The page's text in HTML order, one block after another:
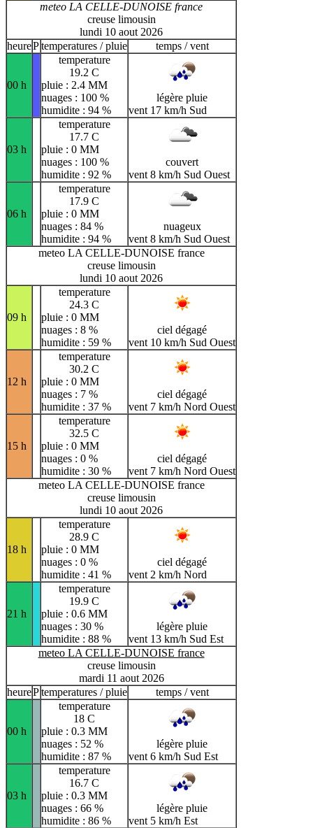
meteo LA CELLE-DUNOISE france
creuse limousin
lundi 10 aout 2026
heurePtemperatures / pluie temps / vent
00 h
temperature
19.2 C
pluie : 2.4 MM
nuages : 100 %
humidite : 94 %
légère pluie
vent 17 km/h Sud
03 h
temperature
17.7 C
pluie : 0 MM
nuages : 100 %
humidite : 92 %
couvert
vent 8 km/h Sud Ouest
06 h
temperature
17.9 C
pluie : 0 MM
nuages : 84 %
humidite : 94 %
nuageux
vent 8 km/h Sud Ouest
meteo LA CELLE-DUNOISE france
creuse limousin
lundi 10 aout 2026
09 h
temperature
24.3 C
pluie : 0 MM
nuages : 8 %
humidite : 59 %
ciel dégagé
vent 10 km/h Sud Ouest
12 h
temperature
30.2 C
pluie : 0 MM
nuages : 7 %
humidite : 37 %
ciel dégagé
vent 7 km/h Nord Ouest
15 h
temperature
32.5 C
pluie : 0 MM
nuages : 0 %
humidite : 30 %
ciel dégagé
vent 7 km/h Nord Ouest
meteo LA CELLE-DUNOISE france
creuse limousin
lundi 10 aout 2026
18 h
temperature
28.9 C
pluie : 0 MM
nuages : 0 %
humidite : 41 %
ciel dégagé
vent 2 km/h Nord
21 h
temperature
19.9 C
pluie : 0.6 MM
nuages : 30 %
humidite : 88 %
légère pluie
vent 13 km/h Sud Est
meteo LA CELLE-DUNOISE france
creuse limousin
mardi 11 aout 2026
heurePtemperatures / pluie temps / vent
00 h
temperature
18 C
pluie : 0.3 MM
nuages : 52 %
humidite : 87 %
légère pluie
vent 6 km/h Sud Est
03 h
temperature
16.7 C
pluie : 0.3 MM
nuages : 66 %
humidite : 86 %
légère pluie
vent 5 km/h Est